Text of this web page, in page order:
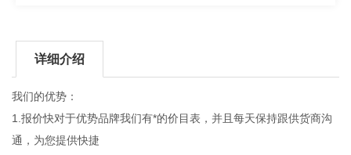
详细介绍
我们的优势：
1.报价快对于优势品牌我们有*的价目表，并且每天保持跟供货商沟
通，为您提供快捷